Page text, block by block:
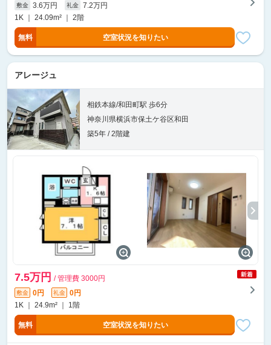
敷金 3.6万円 礼金
7.2万円
1K ｜ 24.09m² ｜ 2階
無料 空室状況を知りたい
アレージュ
相鉄本線/和田町駅 歩6分
神奈川県横浜市保土ケ谷区和田
築5年 / 2階建
7.5万円 / 管理費 3000円
敷金 0円 礼金
0円
1K ｜ 24.9m² ｜ 1階
無料 空室状況を知りたい